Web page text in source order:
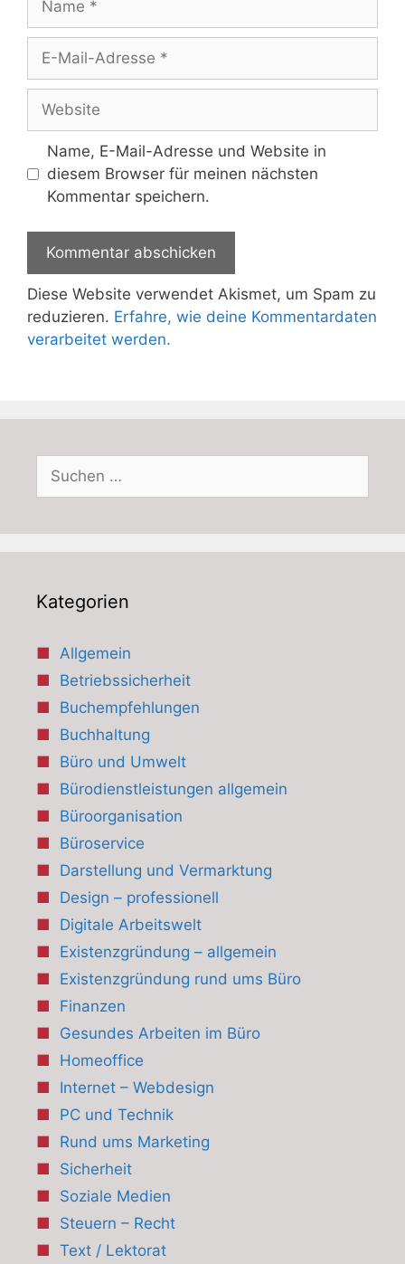
Adresse
Website
Name, E-Mail-Adresse und Website in
diesem Browser für meinen nächsten
Kommentar speichern.
Diese Website verwendet Akismet, um Spam zu
reduzieren. Erfahre, wie deine Kommentardaten
verarbeitet werden.
Suchen
nach:
Kategorien
Allgemein
Betriebssicherheit
Buchempfehlungen
Buchhaltung
Büro und Umwelt
Bürodienstleistungen allgemein
Büroorganisation
Büroservice
Darstellung und Vermarktung
Design – professionell
Digitale Arbeitswelt
Existenzgründung – allgemein
Existenzgründung rund ums Büro
Finanzen
Gesundes Arbeiten im Büro
Homeoffice
Internet – Webdesign
PC und Technik
Rund ums Marketing
Sicherheit
Soziale Medien
Steuern – Recht
Text / Lektorat